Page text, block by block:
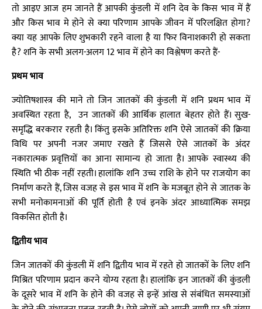
तो आइए आज हम जानते हैं आपकी कुंडली में शनि देव के किस भाव में हैं
और किस भाव मे होने से क्या परिणाम आपके जीवन में परिलक्षित होगा?
क्या यह आपके लिए शुभकारी रहने वाला है या फिर विनाशकारी हो सकता
है? शनि के सभी अलग-अलग 12 भाव में होने का विश्लेषण करते हैं-
प्रथम भाव
ज्योतिषशास्त्र की माने तो जिन जातकों की कुंडली में शनि प्रथम भाव में
अवस्थित रहता है, उन जातकों की आर्थिक हालात बेहतर होते हैं। सुख-
समृद्धि बरकरार रहती है। किंतु इसके अतिरिक्त शनि ऐसे जातकों की क्रिया
विधि पर अपनी नजर जमाए रखते हैं जिससे ऐसे जातकों के अंदर
नकारात्मक प्रवृत्तियों का आना सामान्य हो जाता है। आपके स्वास्थ्य की
स्थिति भी ठीक नहीं रहती। हालांकि शनि उच्च राशि के होने पर राजयोग का
निर्माण करते हैं, जिस वजह से इस भाव में शनि के मजबूत होने से जातक के
सभी मनोकामनाओं की पूर्ति होती है एवं इनके अंदर आध्यात्मिक समझ
विकसित होती है।
द्वितीय भाव
जिन जातकों की कुंडली में शनि द्वितीय भाव में रहते हो जातकों के लिए शनि
मिश्रित परिणाम प्रदान करने योग्य रहता है। हालांकि इन जातकों की कुंडली
के दूसरे भाव में शनि के होने की वजह से इन्हें आंख से संबंधित समस्याओं